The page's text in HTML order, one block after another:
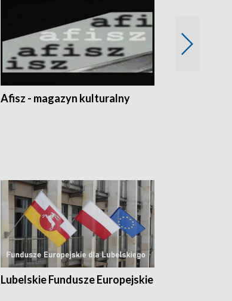
Afisz - magazyn kulturalny
Lubelskie Fundusze Europejskie